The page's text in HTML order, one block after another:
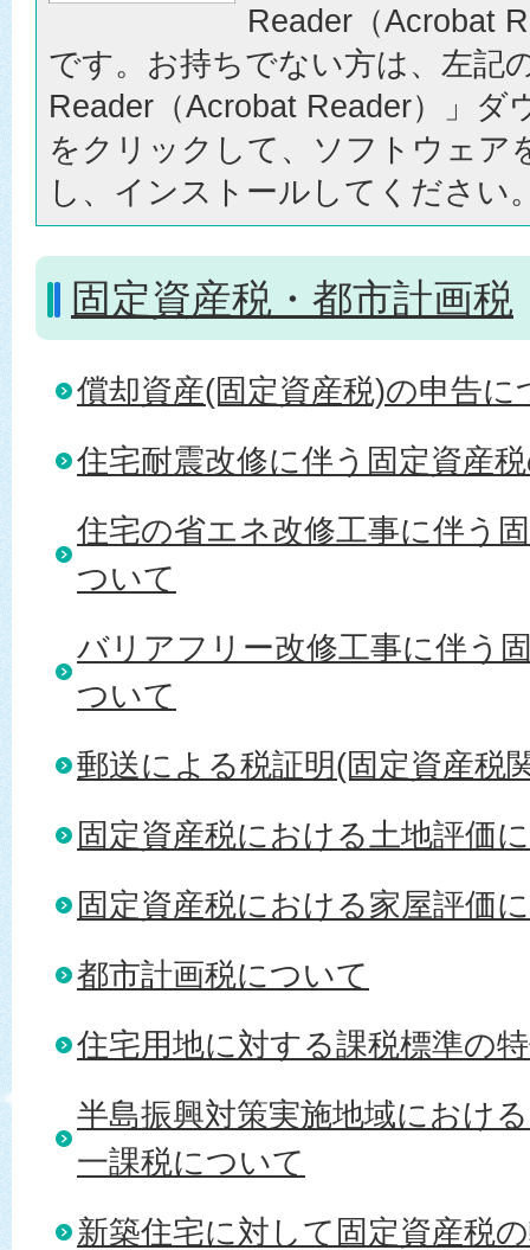
Reader（Acrobat
です。お持ちでない方は、左記
Reader（Acrobat Reader）」ダ
をクリックして、ソフトウェア
し、インストールしてください
固定資産税・都市計画税
償却資産(固定資産税)の申告に
住宅耐震改修に伴う固定資産
住宅の省エネ改修工事に伴う
ついて
バリアフリー改修工事に伴う
ついて
郵送による税証明(固定資産税
固定資産税における土地評価
固定資産税における家屋評価
都市計画税について
住宅用地に対する課税標準の
半島振興対策実施地域におけ
一課税について
新築住宅に対して固定資産税